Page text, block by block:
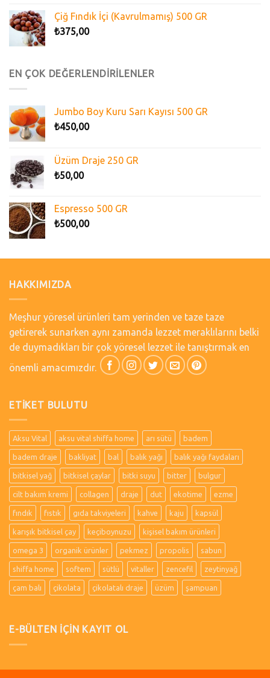
Çiğ Fındık İçi (Kavrulmamış) 500 GR
₺375,00
EN ÇOK DEĞERLENDİRİLENLER
Jumbo Boy Kuru Sarı Kayısı 500 GR
₺450,00
Üzüm Draje 250 GR
₺50,00
Espresso 500 GR
₺500,00
HAKKIMIZDA
Meşhur yöresel ürünleri tam yerinden ve taze taze
getirerek sunarken aynı zamanda lezzet meraklılarını belki
de duymadıkları bir çok yöresel lezzet ile tanıştırmak en
önemli amacımızdır.
ETIKET BULUTU
Aksu Vital aksu vital shiffa home arı sütü badem
badem draje bakliyat bal balık yağı balık yağı faydaları
bitkisel yağ bitkisel çaylar bitki suyu bitter bulgur
cilt bakım kremi collagen draje dut ekotime ezme
fındık fıstık gıda takviyeleri kahve kaju kapsül
karışık bitkisel çay keçiboynuzu kişisel bakım ürünleri
omega 3 organik ürünler pekmez propolis sabun
shiffa home softem sütlü vitaller zencefil zeytinyağ
çam balı çikolata çikolatalı draje üzüm şampuan
E-BÜLTEN İÇİN KAYIT OL